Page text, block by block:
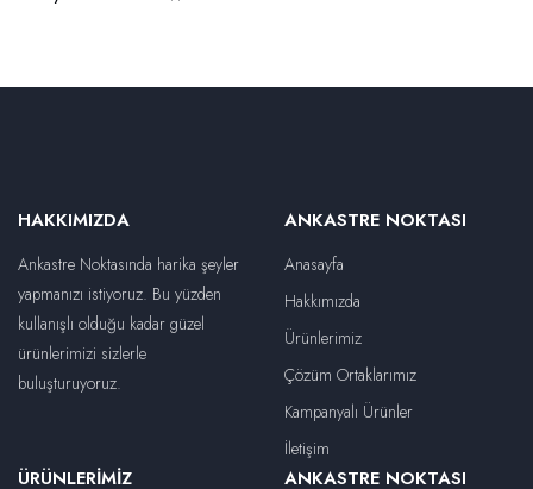
HAKKIMIZDA
Ankastre Noktasında harika şeyler
yapmanızı istiyoruz. Bu yüzden
kullanışlı olduğu kadar güzel
ürünlerimizi sizlerle
buluşturuyoruz.
ANKASTRE NOKTASI
Anasayfa
Hakkımızda
Ürünlerimiz
Çözüm Ortaklarımız
Kampanyalı Ürünler
İletişim
ÜRÜNLERIMIZ ANKASTRE NOKTASI